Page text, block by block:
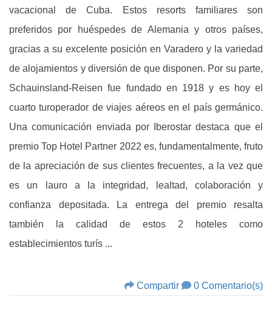
vacacional de Cuba. Estos resorts familiares son
preferidos por huéspedes de Alemania y otros países,
gracias a su excelente posición en Varadero y la variedad
de alojamientos y diversión de que disponen. Por su parte,
Schauinsland-Reisen fue fundado en 1918 y es hoy el
cuarto turoperador de viajes aéreos en el país germánico.
Una comunicación enviada por Iberostar destaca que el
premio Top Hotel Partner 2022 es, fundamentalmente, fruto
de la apreciación de sus clientes frecuentes, a la vez que
es un lauro a la integridad, lealtad, colaboración y
confianza depositada. La entrega del premio resalta
también la calidad de estos 2 hoteles como
establecimientos turís ...
Compartir 0 Comentario(s)